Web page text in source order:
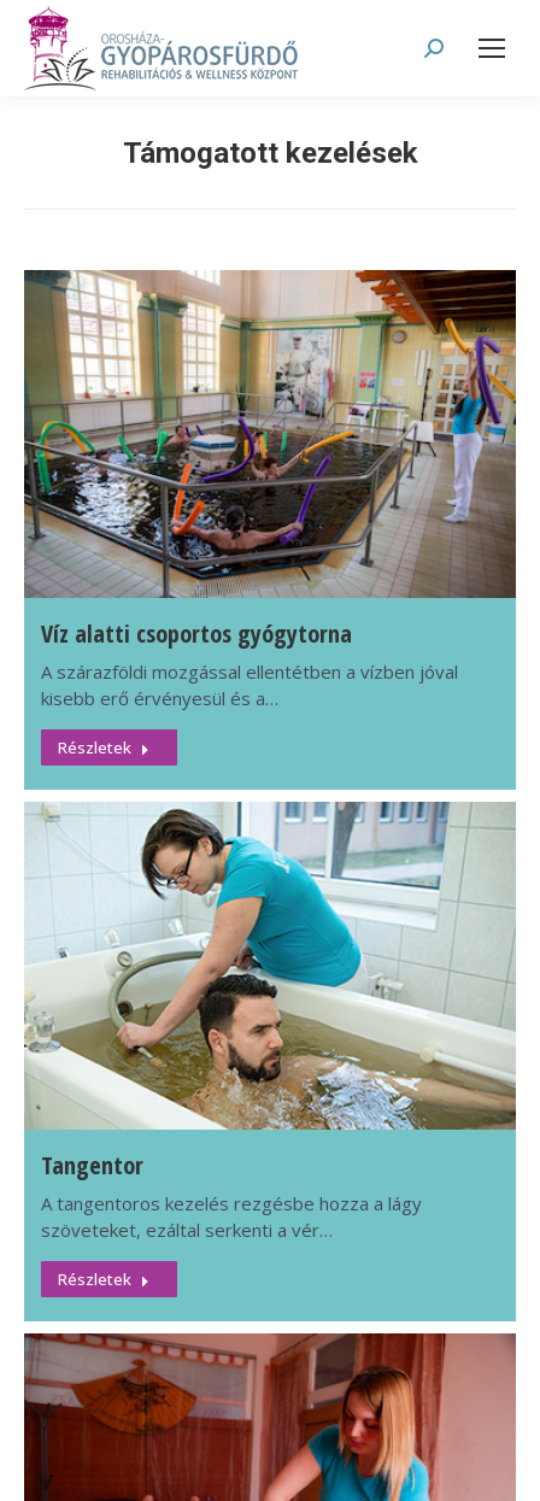
Search:
Támogatott kezelések
Víz alatti csoportos gyógytorna
A szárazföldi mozgással ellentétben a vízben jóval
kisebb erő érvényesül és a…
Részletek
Tangentor
A tangentoros kezelés rezgésbe hozza a lágy
szöveteket, ezáltal serkenti a vér…
Részletek